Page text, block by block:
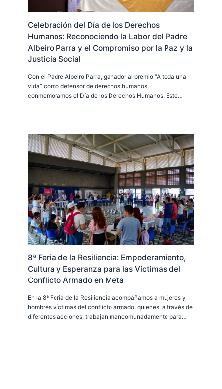
Celebración del Día de los Derechos
Humanos: Reconociendo la Labor del Padre
Albeiro Parra y el Compromiso por la Paz y la
Justicia Social
Con el Padre Albeiro Parra, ganador al premio “A toda una
vida” como defensor de derechos humanos,
conmemoramos el Día de los Derechos Humanos. Este…
8ª Feria de la Resiliencia: Empoderamiento,
Cultura y Esperanza para las Víctimas del
Conflicto Armado en Meta
En la 8ª Feria de la Resiliencia acompañamos a mujeres y
hombres víctimas del conflicto armado, quienes, a través de
diferentes acciones, trabajan mancomunadamente para…